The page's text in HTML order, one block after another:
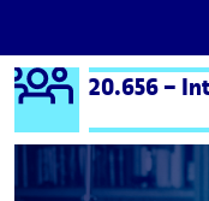
Saltar al contenido
Logo Ágora